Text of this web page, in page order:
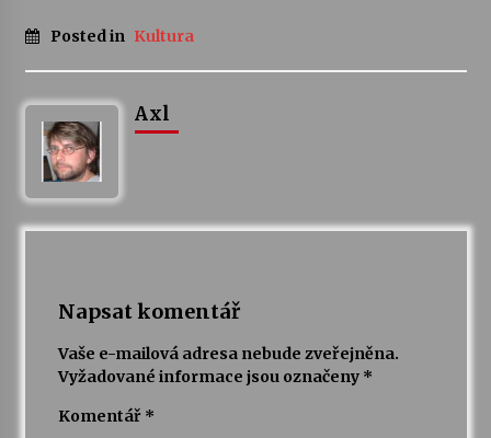
Petr Adamec – Malovaný svět
Posted in Kultura
Axl
Napsat komentář
Vaše e-mailová adresa nebude zveřejněna.
Vyžadované informace jsou označeny *
Komentář *